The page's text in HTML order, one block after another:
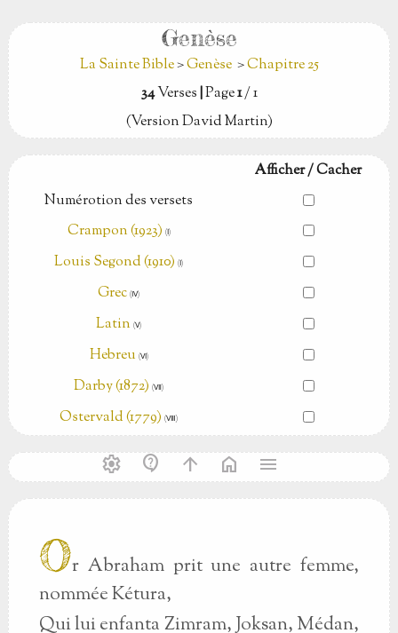
Genèse
La Sainte Bible>Genèse >Chapitre 25
34Verses|Page1/ 1
(Version David Martin)
Afficher / Cacher
Numérotion des versets
Crampon (1923) (Ⅰ)
Louis Segond (1910)(Ⅰ)
Grec (Ⅳ)
Latin (Ⅴ)
Hebreu (Ⅵ)
Darby (1872) (Ⅶ)
Ostervald (1779) (Ⅷ)
settings contact_support arrow_upward home menu
Or Abraham prit une autre femme,
nommée Kétura,
Qui lui enfanta Zimram, Joksan, Médan,